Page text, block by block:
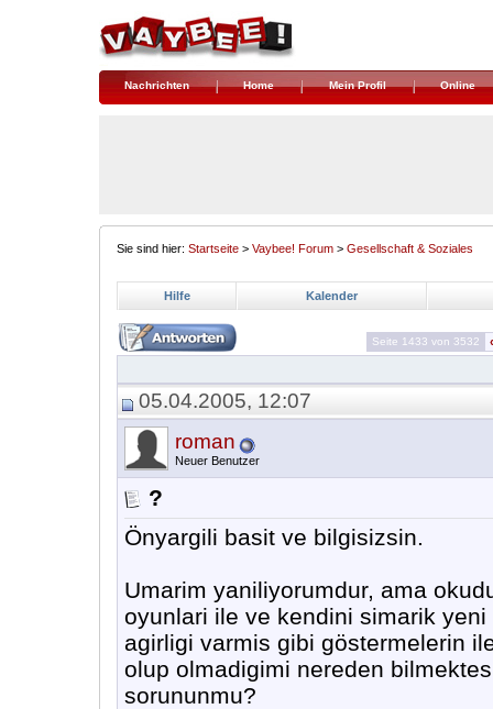
Nachrichten Home Mein Profil Online
Sie sind hier: Startseite > Vaybee! Forum > Gesellschaft & Soziales
Hilfe Kalender
Seite 1433 von 3532
05.04.2005, 12:07
roman
Neuer Benutzer
?
Önyargili basit ve bilgisizsin.
Umarim yaniliyorumdur, ama
oyunlari ile ve kendini simarik
agirligi varmis gibi göstermelerin
olup olmadigimi nereden
sorununmu?